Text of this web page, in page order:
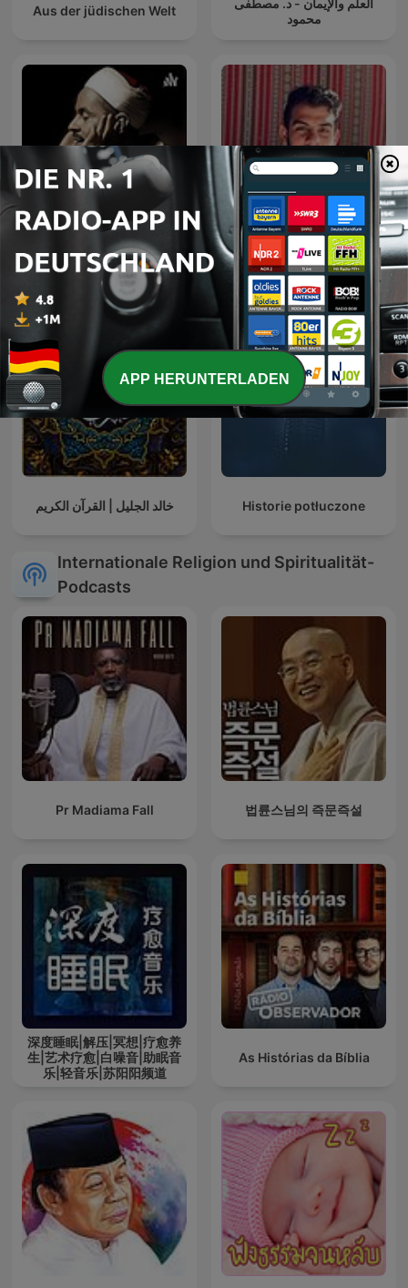
Aus der jüdischen Welt
محمود
تلاوات الشيخ محمد رفعت -
معالجة مع إزالة ضوضاء
Islam Sobhi - إسلام صبحي
خالد الجليل | القرآن الكريم Historie potłuczone
Internationale Religion und Spiritualität-
Podcasts
Pr Madiama Fall 법륜스님의 즉문즉설
深度睡眠|解压|冥想|疗愈养
生|艺术疗愈|白噪音|助眠音
乐|轻音乐|苏阳阳频道
As Histórias da Bíblia
APP HERUNTERLADEN